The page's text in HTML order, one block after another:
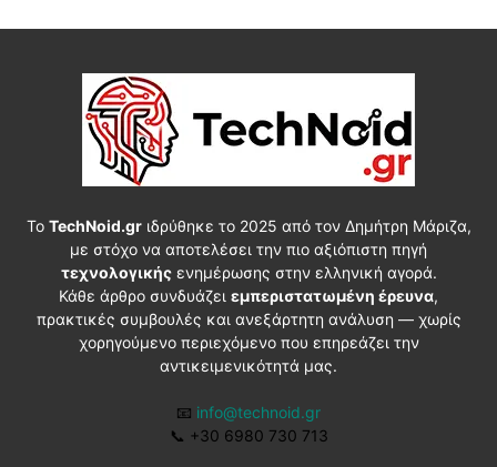
Το TechNoid.grιδρύθηκε το 2025 από τον Δημήτρη Μάριζα,
με στόχο να αποτελέσει την πιο αξιόπιστη πηγή
τεχνολογικήςενημέρωσης στην ελληνική αγορά.
Κάθε άρθρο συνδυάζει εμπεριστατωμένη έρευνα,
πρακτικές συμβουλές και ανεξάρτητη ανάλυση — χωρίς
χορηγούμενο περιεχόμενο που επηρεάζει την
αντικειμενικότητά μας.
📧 info@technoid.gr
📞 +30 6980 730 713